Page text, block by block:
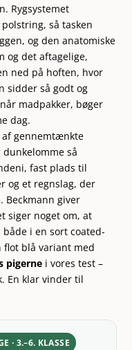
Rygsystemet
så tasken
og den anatomiske
og det aftagelige,
ned på hoften, hvor
sidder så godt og
madpakker, bøger
dag.
af gennemtænkte
så
fast plads til
og et regnslag, der
Beckmann giver
siger noget om, at
både i ensort coated-
flot blå variant med
pigerne i vores test –
En klar vinder til
· 3.–6. KLASSE